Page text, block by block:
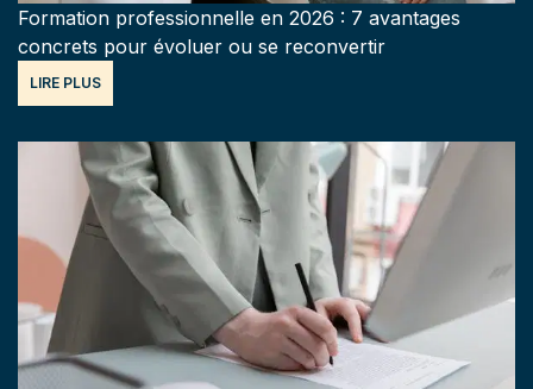
Formation professionnelle en 2026 : 7 avantages
concrets pour évoluer ou se reconvertir
LIRE PLUS